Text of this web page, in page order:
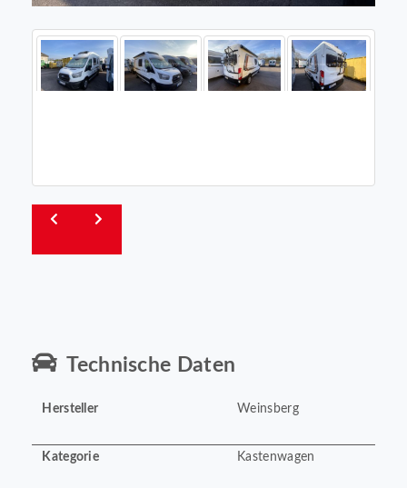
Technische Daten
Hersteller Weinsberg
Kategorie Kastenwagen